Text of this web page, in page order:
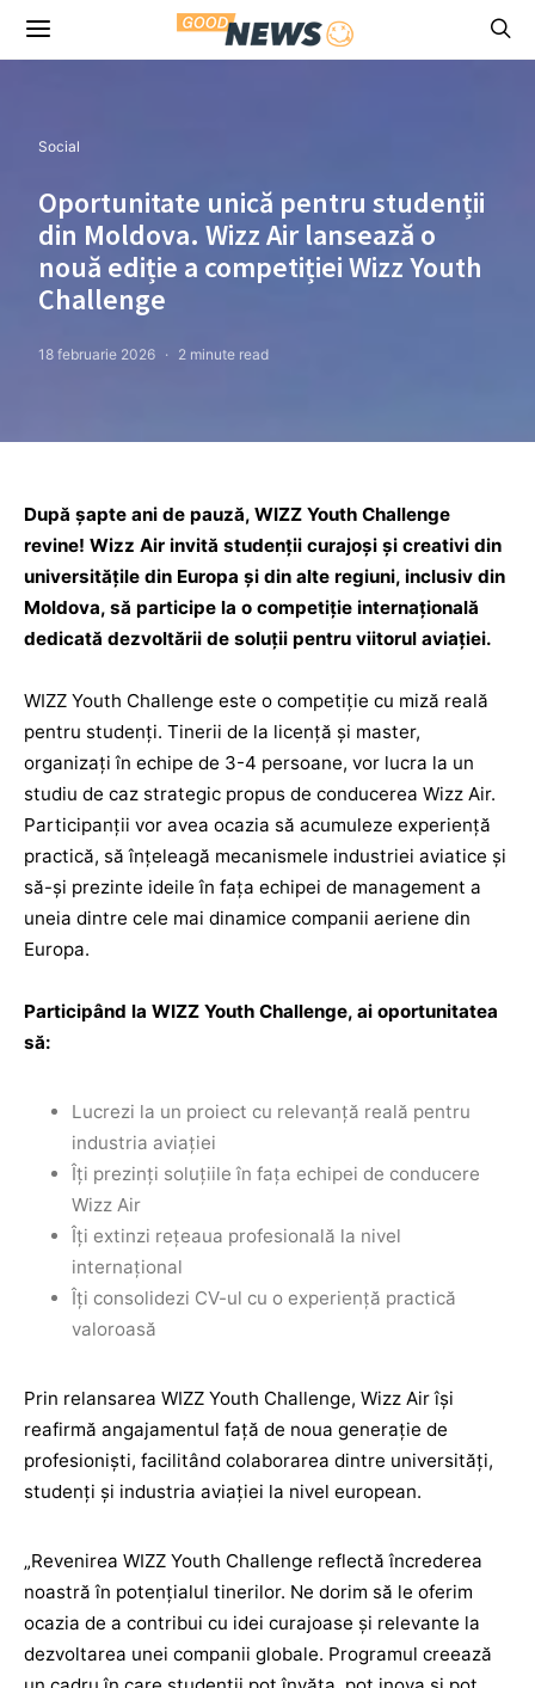
Social
Oportunitate unică pentru studenții
din Moldova. Wizz Air lansează o
nouă ediție a competiției Wizz Youth
Challenge
18 februarie 2026 2 minute read
După șapte ani de pauză, WIZZ Youth Challenge
revine! Wizz Air invită studenții curajoși și creativi din
universitățile din Europa și din alte regiuni, inclusiv din
Moldova, să participe la o competiție internațională
dedicată dezvoltării de soluții pentru viitorul aviației.
WIZZ Youth Challenge este o competiție cu miză reală
pentru studenți. Tinerii de la licență și master,
organizați în echipe de 3-4 persoane, vor lucra la un
studiu de caz strategic propus de conducerea Wizz Air.
Participanții vor avea ocazia să acumuleze experiență
practică, să înțeleagă mecanismele industriei aviatice și
să-și prezinte ideile în fața echipei de management a
uneia dintre cele mai dinamice companii aeriene din
Europa.
Participând la WIZZ Youth Challenge, ai oportunitatea
să:
Lucrezi la un proiect cu relevanță reală pentru
industria aviației
Îți prezinți soluțiile în fața echipei de conducere
Wizz Air
Îți extinzi rețeaua profesională la nivel
internațional
Îți consolidezi CV-ul cu o experiență practică
valoroasă
Prin relansarea WIZZ Youth Challenge, Wizz Air își
reafirmă angajamentul față de noua generație de
profesioniști, facilitând colaborarea dintre universități,
studenți și industria aviației la nivel european.
„Revenirea WIZZ Youth Challenge reflectă încrederea
noastră în potențialul tinerilor. Ne dorim să le oferim
ocazia de a contribui cu idei curajoase și relevante la
dezvoltarea unei companii globale. Programul creează